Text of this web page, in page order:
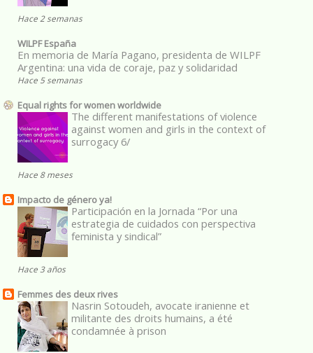
Hace 2 semanas
WILPF España
En memoria de María Pagano, presidenta de WILPF
Argentina: una vida de coraje, paz y solidaridad
Hace 5 semanas
Equal rights for women worldwide
The different manifestations of violence
against women and girls in the context of
surrogacy 6/
Hace 8 meses
Impacto de género ya!
Participación en la Jornada “Por una
estrategia de cuidados con perspectiva
feminista y sindical”
Hace 3 años
Femmes des deux rives
Nasrin Sotoudeh, avocate iranienne et
militante des droits humains, a été
condamnée à prison